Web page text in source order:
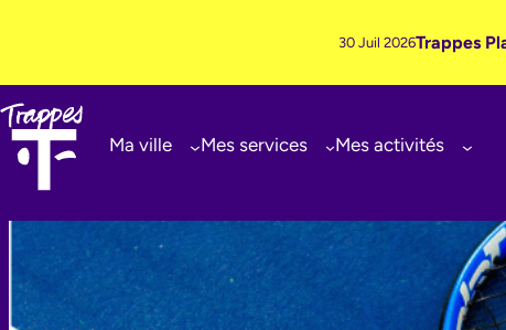
contenu
30 Juil 2026Trappes
Ma ville Mes services Mes activités